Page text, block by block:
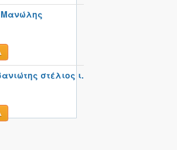
στέλιος ι.